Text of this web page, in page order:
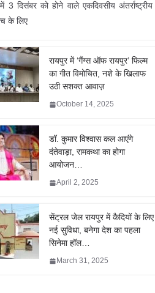
3 दिसंबर को होने वाले एकदिवसीय अंतर्राष्ट्रीय
के लिए
रायपुर में ‘गैंग्स ऑफ रायपुर’ फिल्म
का गीत विमोचित, नशे के खिलाफ
उठी सशक्त आवाज़
October 14, 2025
डॉ. कुमार विश्वास कल आएंगे
दंतेवाड़ा, रामकथा का होगा
आयोजन…
April 2, 2025
सेंट्रल जेल रायपुर में कैदियों के लिए
नई सुविधा, बनेगा देश का पहला
सिनेमा हॉल…
March 31, 2025